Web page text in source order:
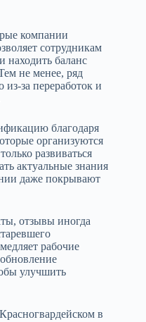
компании
сотрудникам
находить баланс
не менее, ряд
из-за переработок и
благодаря
организуются
развиваться
актуальные знания
даже покрывают
отзывы иногда
рабочие
улучшить
в